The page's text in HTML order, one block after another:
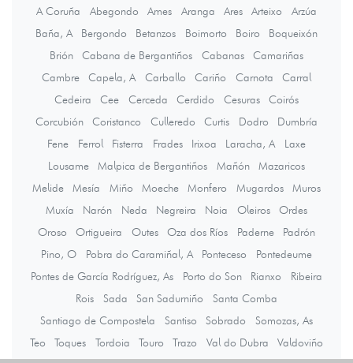
A Coruña Abegondo Ames Aranga Ares Arteixo
Arzúa
Baña, A
Bergondo Betanzos Boimorto Boiro
Boqueixón
Brión
Cabana de Bergantiños Cabanas
Camariñas
Cambre
Capela, A Carballo Cariño Carnota
Carral
Cedeira
Cee Cerceda Cerdido Cesuras
Coirós
Corcubión
Coristanco Culleredo Curtis Dodro
Dumbría
Fene
Ferrol Fisterra Frades Irixoa Laracha, A
Laxe
Lousame
Malpica de Bergantiños Mañón
Mazaricos
Melide
Mesía Miño Moeche Monfero Mugardos
Muros
Muxía
Narón Neda Negreira Noia Oleiros
Ordes
Oroso
Ortigueira Outes Oza dos Ríos Paderne
Padrón
Pino, O
Pobra do Caramiñal, A Ponteceso
Pontedeume
Pontes de García Rodríguez, As
Porto do Son Rianxo
Ribeira
Rois
Sada San Sadurniño
Santa Comba
Santiago de Compostela
Santiso Sobrado
Somozas, As
Teo
Toques Tordoia Touro Trazo Val do Dubra
Valdoviño